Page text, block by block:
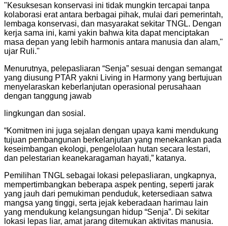
"Kesuksesan konservasi ini tidak mungkin tercapai tanpa
kolaborasi erat antara berbagai pihak, mulai dari pemerintah,
lembaga konservasi, dan masyarakat sekitar TNGL. Dengan
kerja sama ini, kami yakin bahwa kita dapat menciptakan
masa depan yang lebih harmonis antara manusia dan alam,"
ujar Ruli."
Menurutnya, pelepasliaran “Senja” sesuai dengan semangat
yang diusung PTAR yakni Living in Harmony yang bertujuan
menyelaraskan keberlanjutan operasional perusahaan
dengan tanggung jawab
lingkungan dan sosial.
“Komitmen ini juga sejalan dengan upaya kami mendukung
tujuan pembangunan berkelanjutan yang menekankan pada
keseimbangan ekologi, pengelolaan hutan secara lestari,
dan pelestarian keanekaragaman hayati,” katanya.
Pemilihan TNGL sebagai lokasi pelepasliaran, ungkapnya,
mempertimbangkan beberapa aspek penting, seperti jarak
yang jauh dari pemukiman penduduk, ketersediaan satwa
mangsa yang tinggi, serta jejak keberadaan harimau lain
yang mendukung kelangsungan hidup “Senja”. Di sekitar
lokasi lepas liar, amat jarang ditemukan aktivitas manusia.